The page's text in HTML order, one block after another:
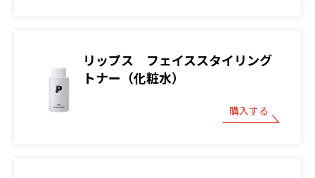
リップス フェイススタイリング
トナー（化粧水）
購入する